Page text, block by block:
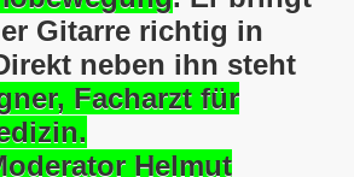
Gitarre richtig in
neben ihn steht
Facharzt für
Helmut
Thomas Kistermann
am 17.07.2017 hinter
Bürgermeister von